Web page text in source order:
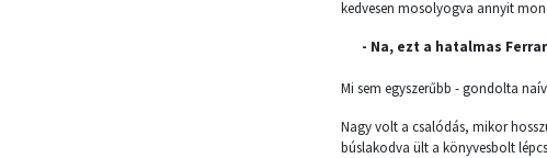
kedvesen mosolyogva annyit
- Na, ezt a hatalmas
Mi sem egyszerűbb - gondolta
Nagy volt a csalódás, mikor
búslakodva ült a könyvesbolt